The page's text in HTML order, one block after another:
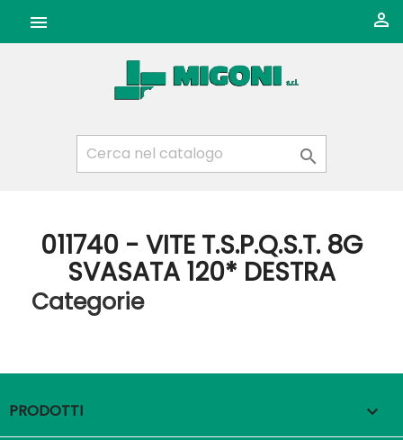
 

011740 - VITE T.S.P.Q.S.T. 8G
SVASATA 120* DESTRA
Categorie
PRODOTTI 